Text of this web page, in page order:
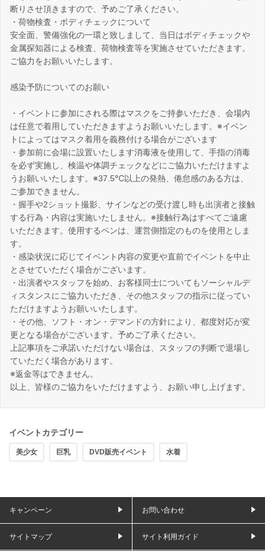
断りさせ頂きますので、予めご了承ください。
・荷物検査・ボディチェックについて
安全面、警備強化の一環と致しまして、当日はボディチェックや
金属探知器による検査、荷物検査等を実施させていただきます。
ご協力をお願いいたします。
感染予防についてのお願い
・イベントに参加にされる際はマスクをご持参いただき、会場内
は任意で着用していただきますようお願いいたします。※イベン
トによってはマスク着用を義務付ける場合がございます
・参加前に会場に設置いたします消毒液を使用して、手指の消毒
を必ず実施し、検温や体調チェックなどにご協力いただけますよ
うお願いいたします。※37.5℃以上の発熱、倦怠感のある方は、
ご参加できません。
・握手や2ショット撮影、サインなどの受け渡し時も出演者と接触
する行為・内容は実施いたしません。※接触行為はすべてご遠慮
いただきます。使用するペンは、運営側指定のものを使用としま
す。
・感染状況に応じてイベント内容の変更や直前でイベントを中止
とさせていただく場合がございます。
・出演者やスタッフを始め、お客様同士についてもソーシャルデ
ィスタンスにご協力いただき、その他スタッフの指示に従ってい
ただけますようお願いいたします。
・その他、ソフト・オン・デマンドの方針により、都度対応が変
更となる場合がございます。予めご了承ください。
上記事項をご承諾いただけない場合は、スタッフの判断で退場し
ていただく場合があります。
※返金等はできません。
以上、皆様のご協力をいただけますよう、お願い申し上げます。
イベントカテゴリー
美少女 巨乳 DVD販売イベント 水着
キャンペーン お問い合わせ
サイトマップ サイト利用ガイド